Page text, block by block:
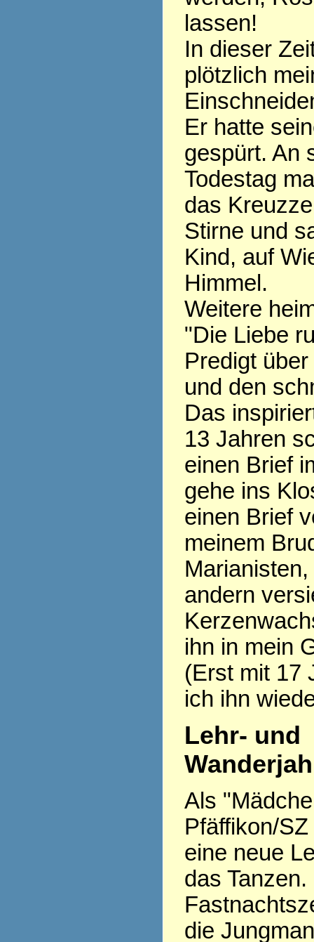
lassen!
In dieser
plötzlich
Er hatte
gespürt. An
Todestag
das
Stirne und
Kind, auf
Himmel.
Weitere
"Die Liebe
Predigt
und den
Das
13 Jahren
einen Brief
gehe ins
einen Brief
meinem
andern
ihn in mein
(Erst mit 17
ich ihn
Lehr- und
Als
Pfäffikon/
eine neue
das Tanzen.
die